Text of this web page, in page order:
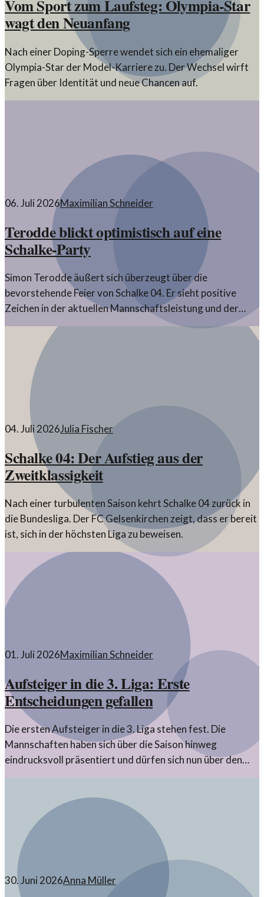
Vom Sport zum Laufsteg: Olympia-Star
wagt den Neuanfang
Nach einer Doping-Sperre wendet sich ein ehemaliger
Olympia-Star der Model-Karriere zu. Der Wechsel wirft
Fragen über Identität und neue Chancen auf.
06. Juli 2026Maximilian Schneider
Terodde blickt optimistisch auf eine
Schalke-Party
Simon Terodde äußert sich überzeugt über die
bevorstehende Feier von Schalke 04. Er sieht positive
Zeichen in der aktuellen Mannschaftsleistung und der
Stimmung im Team.
04. Juli 2026Julia Fischer
Schalke 04: Der Aufstieg aus der
Zweitklassigkeit
Nach einer turbulenten Saison kehrt Schalke 04 zurück in
die Bundesliga. Der FC Gelsenkirchen zeigt, dass er bereit
ist, sich in der höchsten Liga zu beweisen.
01. Juli 2026Maximilian Schneider
Aufsteiger in die 3. Liga: Erste
Entscheidungen gefallen
Die ersten Aufsteiger in die 3. Liga stehen fest. Die
Mannschaften haben sich über die Saison hinweg
eindrucksvoll präsentiert und dürfen sich nun über den
30. Juni 2026Anna Müller